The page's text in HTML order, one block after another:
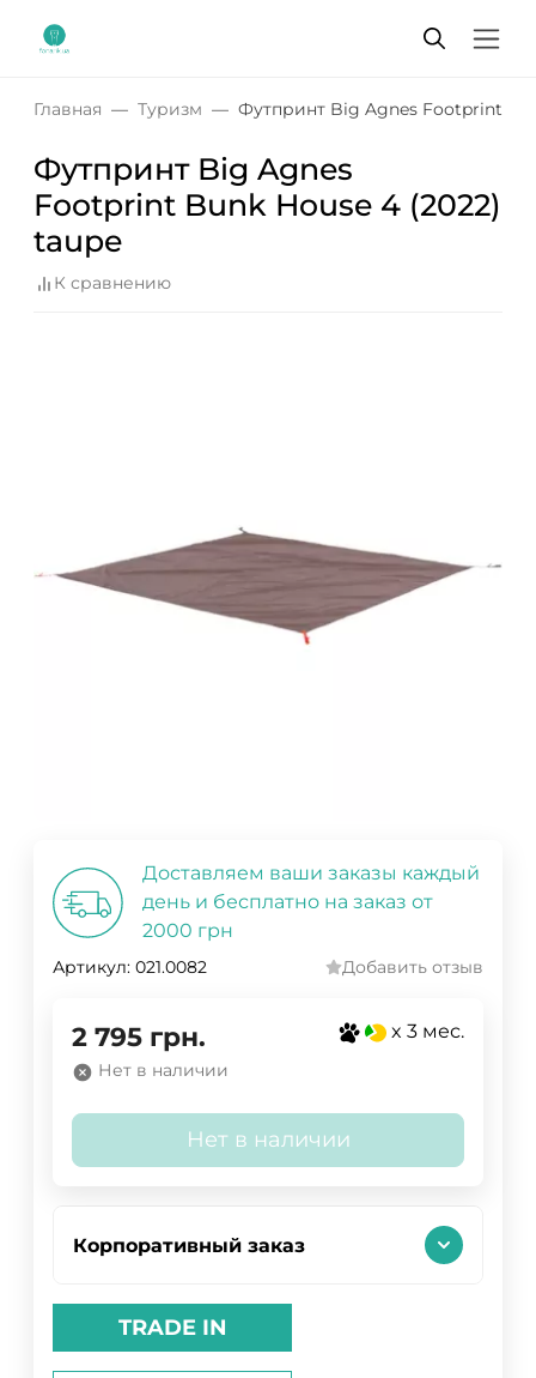
Главная Туризм Футпринт Big Agnes Footprint
Футпринт Big Agnes
Footprint Bunk House 4 (2022)
taupe
К сравнению
Доставляем ваши заказы каждый
день и бесплатно на заказ от
2000 грн
Артикул: 021.0082 Добавить отзыв
2 795 грн. x 3 мес.
Нет в наличии
Нет в наличии
Корпоративный заказ
TRADE IN